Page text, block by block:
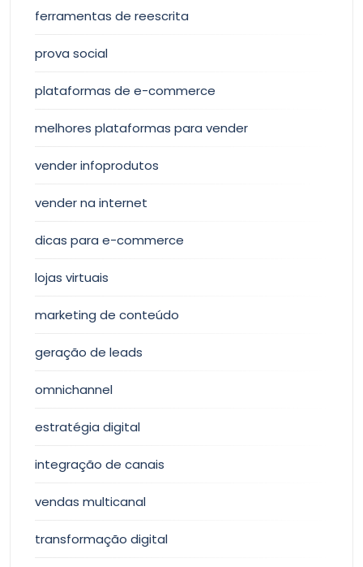
ferramentas de reescrita
prova social
plataformas de e-commerce
melhores plataformas para vender
vender infoprodutos
vender na internet
dicas para e-commerce
lojas virtuais
marketing de conteúdo
geração de leads
omnichannel
estratégia digital
integração de canais
vendas multicanal
transformação digital